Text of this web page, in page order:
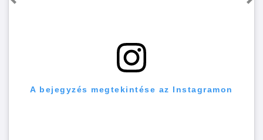
A bejegyzés megtekintése az Instagramon